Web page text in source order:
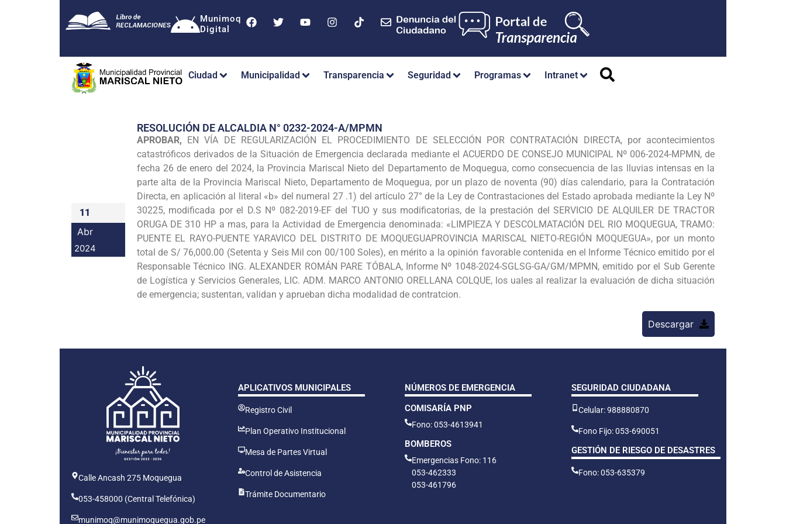
Munimoq
Digital
Ciudad Municipalidad Transparencia Seguridad Programas Intranet
11
Abr
2024
RESOLUCIÓN DE ALCALDIA N° 0232-2024-A/MPMN
APROBAR, EN VÍA DE REGULARIZACIÓN EL PROCEDIMIENTO DE SELECCIÓN POR CONTRATACIÓN DIRECTA, por acontecimientos
catastróficos derivados de la Situación de Emergencia declarada mediante el ACUERDO DE CONSEJO MUNICIPAL Nº 006-2024-MPMN, de
fecha 26 de enero del 2024, la Provincia Mariscal Nieto del Departamento de Moquegua, como consecuencia de las lluvias intensas en la
parte alta de la Provincia Mariscal Nieto, Departamento de Moquegua, por un plazo de noventa (90) días calendario, para la Contratación
Directa, en aplicación al literal «b» del numeral 27 .1) del artículo 27° de la Ley de Contrastaciones del Estado aprobada mediante la Ley Nº
30225, modificada por el D.S Nº 082-2019-EF del TUO y sus modificatorias, de la prestación del SERVICIO DE ALQUILER DE TRACTOR
ORUGA DE 310 HP a mas, para la Actividad de Emergencia denominada: «LIMPIEZA Y DESCOLMATACIÓN DEL RIO MOQUEGUA, TRAMO:
PUENTE EL RAYO-PUENTE YARAVICO DEL DISTRITO DE MOQUEGUA­PROVINCIA MARISCAL NIETO-REGIÓN MOQUEGUA», por un monto
total de S/ 76,000.00 (Setenta y Seis Mil con 00/100 Soles), en mérito a la opinión favorable contenida en el Informe Técnico emitido por el
Responsable Técnico ING. ALEXANDER ROMÁN PARE TÓBALA, Informe Nº 1048-2024-SGLSG-GA/GM/MPMN, emitido por el Sub Gerente
de Logística y Servicios Generales, LIC. ADM. MARCO ANTONIO ORELLANA COLQUE, los uales al realizar la evaluación de dicha situación
de emergencia; sustentan, validan y aprueban dicha modalidad de contratcion.
Descargar
Calle Ancash 275 Moquegua
053-458000 (Central Telefónica)
munimoq@munimoquegua.gob.pe
APLICATIVOS MUNICIPALES
Registro Civil
Plan Operativo Institucional
Mesa de Partes Virtual
Control de Asistencia
Trámite Documentario
NÚMEROS DE EMERGENCIA
COMISARÍA PNP
Fono: 053-4613941
BOMBEROS
Emergencias Fono: 116
053-462333
053-461796
SEGURIDAD CIUDADANA
Celular: 988880870
Fono Fijo: 053-690051
GESTIÓN DE RIESGO DE DESASTRES
Fono: 053-635379